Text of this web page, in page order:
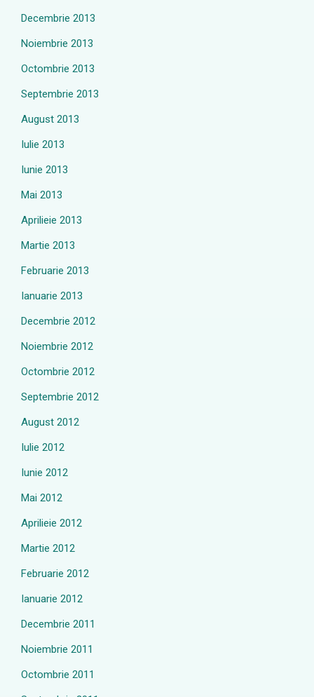
Decembrie 2013
Noiembrie 2013
Octombrie 2013
Septembrie 2013
August 2013
Iulie 2013
Iunie 2013
Mai 2013
Aprilieie 2013
Martie 2013
Februarie 2013
Ianuarie 2013
Decembrie 2012
Noiembrie 2012
Octombrie 2012
Septembrie 2012
August 2012
Iulie 2012
Iunie 2012
Mai 2012
Aprilieie 2012
Martie 2012
Februarie 2012
Ianuarie 2012
Decembrie 2011
Noiembrie 2011
Octombrie 2011